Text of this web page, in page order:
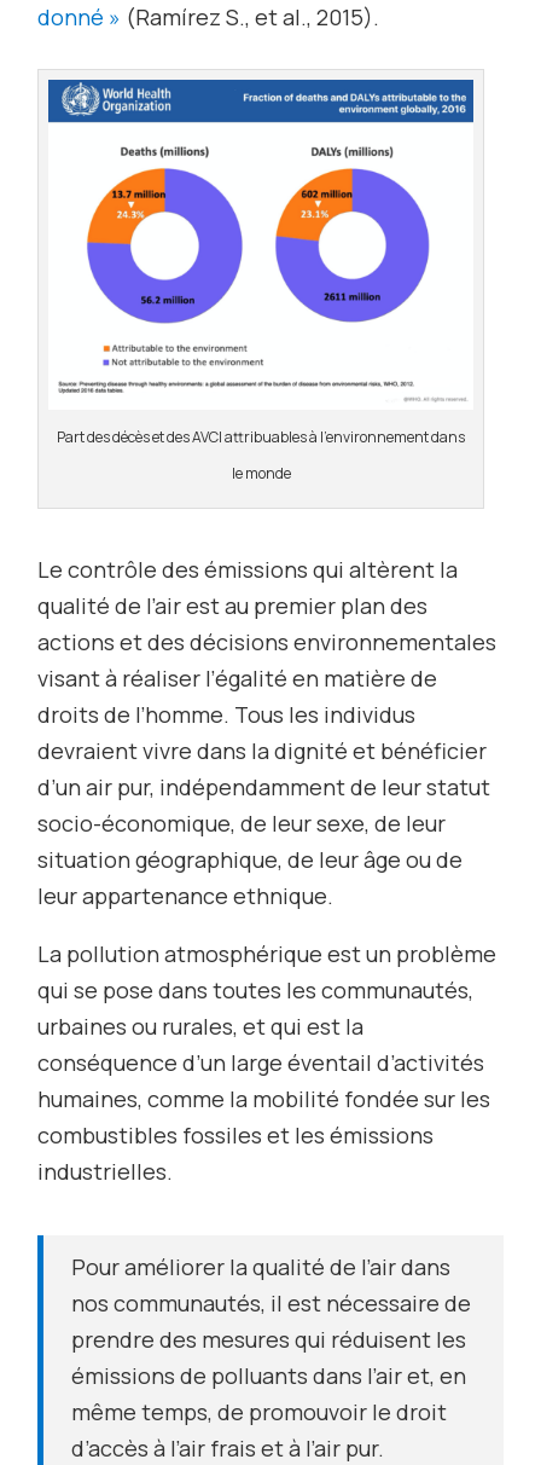
donné » (Ramírez S.,et al., 2015).
Part des décès et des AVCI attribuables à l’environnement dans
le monde
Le contrôle des émissions qui altèrent la
qualité de l’air est au premier plan des
actions et des décisions environnementales
visant à réaliser l’égalité en matière de
droits de l’homme. Tous les individus
devraient vivre dans la dignité et bénéficier
d’un air pur, indépendamment de leur statut
socio-économique, de leur sexe, de leur
situation géographique, de leur âge ou de
leur appartenance ethnique.
La pollution atmosphérique est un problème
qui se pose dans toutes les communautés,
urbaines ou rurales, et qui est la
conséquence d’un large éventail d’activités
humaines, comme la mobilité fondée sur les
combustibles fossiles et les émissions
industrielles.
Pour améliorer la qualité de l’air dans
nos communautés, il est nécessaire de
prendre des mesures qui réduisent les
émissions de polluants dans l’air et, en
même temps, de promouvoir le droit
d’accès à l’air frais et à l’air pur.